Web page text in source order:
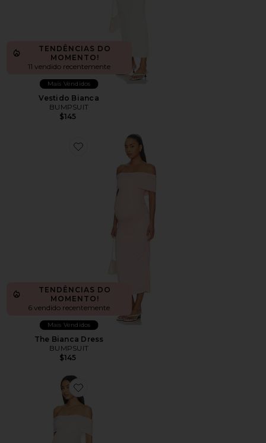
TENDÊNCIAS DO
MOMENTO!
11 vendido recentemente
Mais Vendidos
Vestido Bianca
BUMPSUIT
$145
Favorite The Bianca Dress
TENDÊNCIAS DO
MOMENTO!
6 vendido recentemente
Mais Vendidos
The Bianca Dress
BUMPSUIT
$145
Favorite Sleeveless Mesh Dress